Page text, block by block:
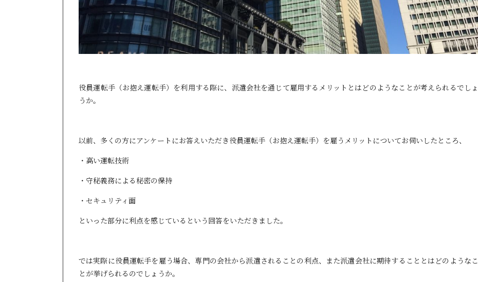
役員運転手（お抱え運転手）を利用する際に、派遣会社を通じて雇用するメリットとはどのようなことが考えられるでしょ
うか。
以前、多くの方にアンケートにお答えいただき役員運転手（お抱え運転手）を雇うメリットについてお伺いしたところ、
・高い運転技術
・守秘義務による秘密の保持
・セキュリティ面
といった部分に利点を感じているという回答をいただきました。
では実際に役員運転手を雇う場合、専門の会社から派遣されることの利点、また派遣会社に期待することとはどのようなこ
とが挙げられるのでしょうか。